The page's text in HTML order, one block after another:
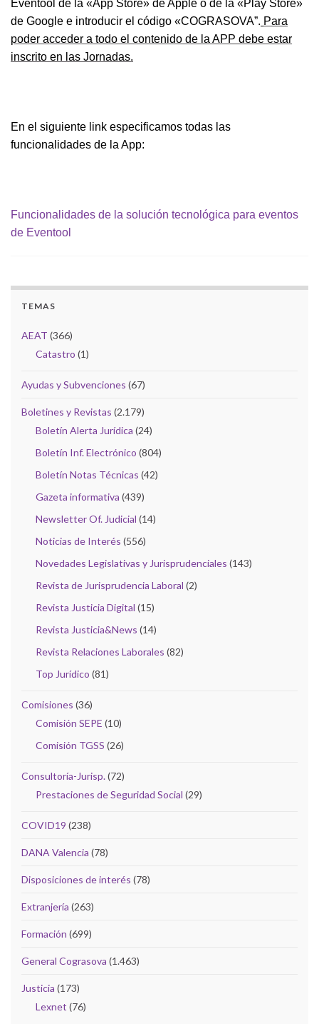
Eventool de la «App Store» de Apple o de la «Play Store»
de Google e introducir el código «COGRASOVA”. Para
poder acceder a todo el contenido de la APP debe estar
inscrito en las Jornadas.
En el siguiente link especificamos todas las
funcionalidades de la App:
Funcionalidades de la solución tecnológica para eventos
de Eventool
TEMAS
AEAT (366)
Catastro (1)
Ayudas y Subvenciones (67)
Boletines y Revistas (2.179)
Boletín Alerta Jurídica (24)
Boletín Inf. Electrónico (804)
Boletín Notas Técnicas (42)
Gazeta informativa (439)
Newsletter Of. Judicial (14)
Noticias de Interés (556)
Novedades Legislativas y Jurisprudenciales (143)
Revista de Jurisprudencia Laboral (2)
Revista Justicia Digital (15)
Revista Justicia&News (14)
Revista Relaciones Laborales (82)
Top Jurídico (81)
Comisiones (36)
Comisión SEPE (10)
Comisión TGSS (26)
Consultoría-Jurisp.(72)
Prestaciones de Seguridad Social (29)
COVID19 (238)
DANA Valencia (78)
Disposiciones de interés (78)
Extranjería (263)
Formación (699)
General Cograsova (1.463)
Justicia (173)
Lexnet (76)